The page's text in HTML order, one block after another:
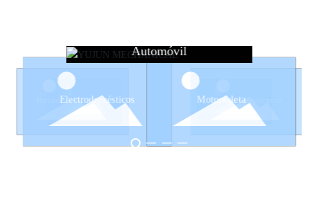
Automóvil
Motocicleta
Herramientas eléctricas
Electrodomésticos
Automóvil
Motocicleta
Herramientas eléctricas
Electrodomésticos
Automóvil